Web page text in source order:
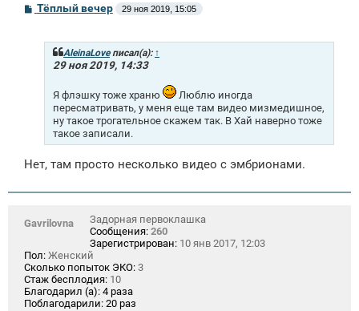
СТёплый вечер 29 ноя 2019, 15:05
AleinaLoveписал(а): ↑
29 ноя 2019, 14:33
Я флэшку тоже храню
Люблю иногда
пересматривать, у меня еще там видео мизмедишное,
ну такое трогательное скажем так. В Хай наверно тоже
такое записали.
Нет, там просто несколько видео с эмбрионами.
Gavrilovna
Задорная первоклашка
Сообщения: 260
Зарегистрирован: 10 янв 2017, 12:03
Пол: Женский
Сколько попыток ЭКО: 3
Стаж бесплодия: 10
Благодарил (а): 4 раза
Поблагодарили: 20 раз